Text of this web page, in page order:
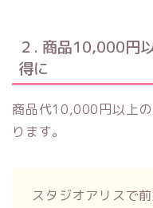
２. 商品10,000円
得に
商品代10,000円以上
ります。
スタジオアリスで